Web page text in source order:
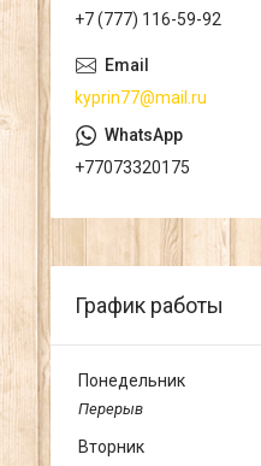
+7 (777) 116-59-92
kyprin77@mail.ru
+77073320175
График работы
Понедельник
Вторник